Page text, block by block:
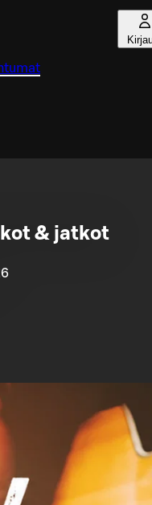
& jatkot